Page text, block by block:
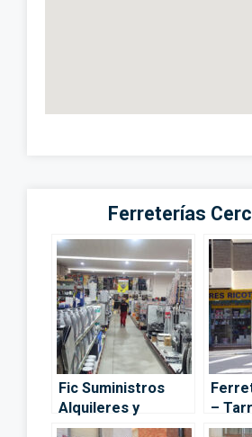
Ferreterías
Fic Suministros
Alquileres y
Servicios Técnicos
–